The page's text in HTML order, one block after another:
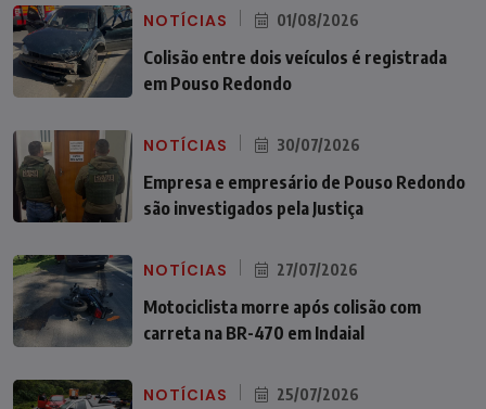
NOTÍCIAS 01/08/2026
Colisão entre dois veículos é registrada
em Pouso Redondo
NOTÍCIAS 30/07/2026
Empresa e empresário de Pouso Redondo
são investigados pela Justiça
NOTÍCIAS 27/07/2026
Motociclista morre após colisão com
carreta na BR-470 em Indaial
NOTÍCIAS 25/07/2026